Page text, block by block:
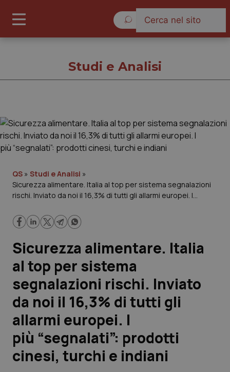
Cronache
Governo e Parlamento
Regioni e Asl
Lavoro e Professioni
Scienza e Farmaci
Studi e Analisi
Lettere al direttore
Edizioni Regionali
QS Pro
Studi e Analisi
QS » Studi e Analisi »
Sicurezza alimentare. Italia al top per sistema segnalazioni
rischi. Inviato da noi il 16,3% di tutti gli allarmi europei. I
Sicurezza alimentare. Italia
al top per sistema
segnalazioni rischi. Inviato
da noi il 16,3% di tutti gli
allarmi europei. I
più “segnalati”: prodotti
cinesi, turchi e indiani